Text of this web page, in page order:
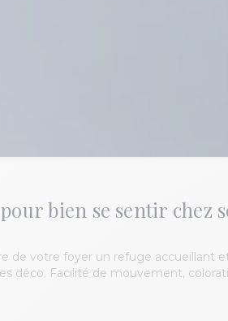
bien se sentir chez
de votre foyer un refuge accueillant
déco. Facilité de mouvement,